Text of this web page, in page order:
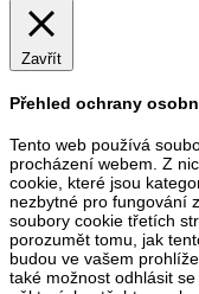
Zavřít
Přehled ochrany
Tento web používá
procházení webem. Z
cookie, které jsou
nezbytné pro fungování
soubory cookie třetích
porozumět tomu, jak
budou ve vašem
také možnost odhlásit